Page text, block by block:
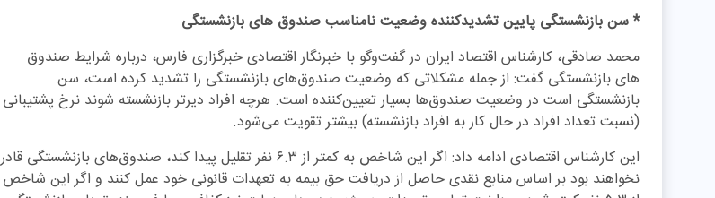
* سن بازنشستگی پایین تشدیدکننده وضعیت نامناسب صندوق های بازنشستگی
محمد صادقی، کارشناس اقتصاد ایران در گفت‌وگو با خبرنگار اقتصادی خبرگزاری فارس، درباره شرایط صندوق
های بازنشستگی گفت: از جمله مشکلاتی که وضعیت صندوق‌های بازنشستگی را تشدید کرده است، سن
بازنشستگی است در وضعیت صندوق‌ها بسیار تعیین‌کننده است. هر‌چه افراد دیرتر بازنشسته شوند نرخ پشتیبانی
(نسبت تعداد افراد در حال کار به افراد بازنشسته) بیشتر تقویت می‌شود.
این کارشناس اقتصادی ادامه داد: اگر این شاخص به کمتر از ۶.۳ نفر تقلیل پیدا کند، صندوق‌های بازنشستگی قادر
نخواهند بود بر اساس منابع نقدی حاصل از دریافت حق بیمه به تعهدات قانونی خود عمل کنند و اگر این شاخص